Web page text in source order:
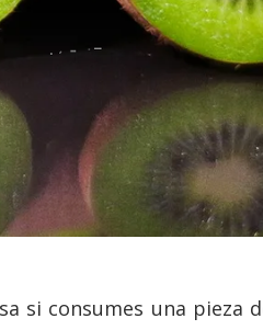
si consumes una pieza